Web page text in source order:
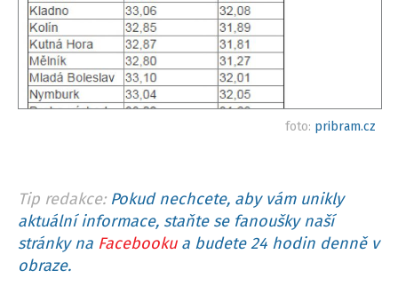
foto: pribram.cz
Tip redakce: Pokud nechcete, aby vám unikly
aktuální informace, staňte se fanoušky naší
stránky na Facebookua budete 24 hodin denně v
obraze.